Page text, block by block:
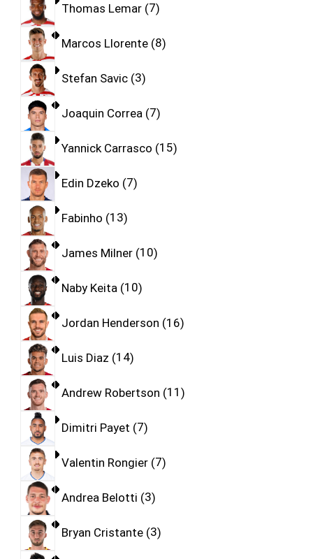
Thomas Lemar 7
Marcos Llorente 8
Stefan Savic 3
Joaquin Correa 7
Yannick Carrasco 15
Edin Dzeko 7
Fabinho 13
James Milner 10
Naby Keita 10
Jordan Henderson 16
Luis Diaz 14
Andrew Robertson 11
Dimitri Payet 7
Valentin Rongier 7
Andrea Belotti 3
Bryan Cristante 3